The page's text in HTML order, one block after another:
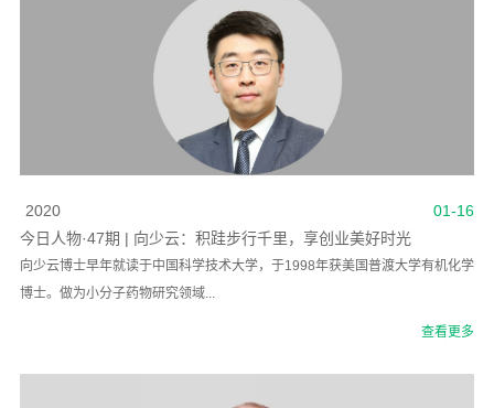
01-16
2020
今日人物·47期 | 向少云：积跬步行千里，享创业美好时光
向少云博士早年就读于中国科学技术大学，于1998年获美国普渡大学有机化学
博士。做为小分子药物研究领域...
查看更多